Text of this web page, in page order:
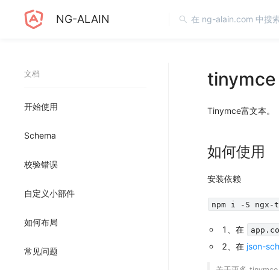
NG-ALAIN
文档
开始使用
Schema
校验错误
自定义小部件
如何布局
常见问题
tinymce
Tinymce富文本。
如何使用
安装依赖
npm i -S ngx-
1、在
2、在 json-